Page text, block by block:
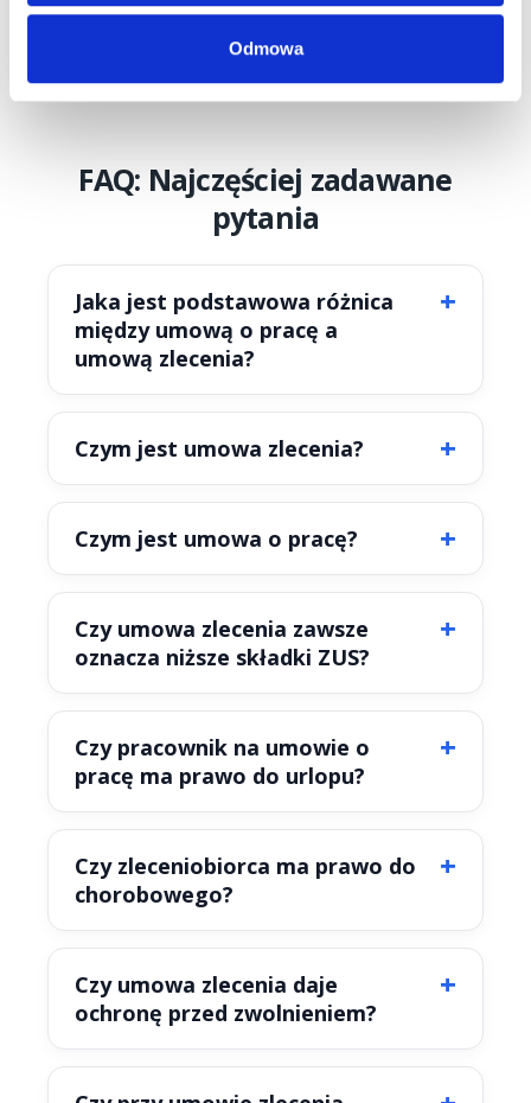
Odmowa
FAQ: Najczęściej zadawane
pytania
Jaka jest podstawowa różnica
między umową o pracę a
umową zlecenia?
Czym jest umowa zlecenia?
Czym jest umowa o pracę?
Czy umowa zlecenia zawsze
oznacza niższe składki ZUS?
Czy pracownik na umowie o
pracę ma prawo do urlopu?
Czy zleceniobiorca ma prawo do
chorobowego?
Czy umowa zlecenia daje
ochronę przed zwolnieniem?